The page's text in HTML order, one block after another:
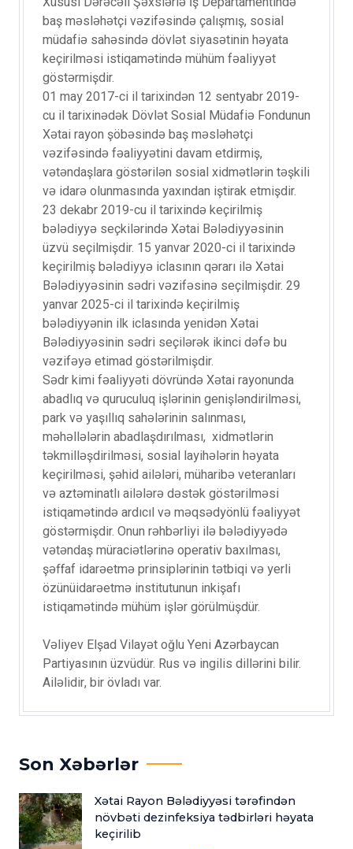
baş məsləhətçi vəzifəsində çalışmış, sosial
müdafiə sahəsində dövlət siyasətinin həyata
keçirilməsi istiqamətində mühüm fəaliyyət
göstərmişdir.
01 may 2017-ci il tarixindən 12 sentyabr 2019-
cu il tarixinədək Dövlət Sosial Müdafiə Fondunun
Xətai rayon şöbəsində baş məsləhətçi
vəzifəsində fəaliyyətini davam etdirmiş,
vətəndaşlara göstərilən sosial xidmətlərin təşkili
və idarə olunmasında yaxından iştirak etmişdir.
23 dekabr 2019-cu il tarixində keçirilmiş
bələdiyyə seçkilərində Xətai Bələdiyyəsinin
üzvü seçilmişdir. 15 yanvar 2020-ci il tarixində
keçirilmiş bələdiyyə iclasının qərarı ilə Xətai
Bələdiyyəsinin sədri vəzifəsinə seçilmişdir. 29
yanvar 2025-ci il tarixində keçirilmiş
bələdiyyənin ilk iclasında yenidən Xətai
Bələdiyyəsinin sədri seçilərək ikinci dəfə bu
vəzifəyə etimad göstərilmişdir.
Sədr kimi fəaliyyəti dövründə Xətai rayonunda
abadlıq və quruculuq işlərinin genişləndirilməsi,
park və yaşıllıq sahələrinin salınması,
məhəllələrin abadlaşdırılması, xidmətlərin
təkmilləşdirilməsi, sosial layihələrin həyata
keçirilməsi, şəhid ailələri, müharibə veteranları
və aztəminatlı ailələrə dəstək göstərilməsi
istiqamətində ardıcıl və məqsədyönlü fəaliyyət
göstərmişdir. Onun rəhbərliyi ilə bələdiyyədə
vətəndaş müraciətlərinə operativ baxılması,
şəffaf idarəetmə prinsiplərinin tətbiqi və yerli
özünüidarəetmə institutunun inkişafı
istiqamətində mühüm işlər görülmüşdür.
Vəliyev Elşad Vilayət oğlu Yeni Azərbaycan
Partiyasının üzvüdür. Rus və ingilis dillərini bilir.
Ailəlidir, bir övladı var.
Son Xəbərlər
Xətai Rayon Bələdiyyəsi tərəfindən
növbəti dezinfeksiya tədbirləri həyata
keçirilib